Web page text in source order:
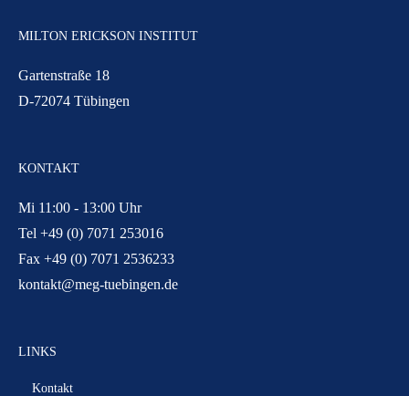
MILTON ERICKSON INSTITUT
Gartenstraße 18
D-72074 Tübingen
KONTAKT
Mi 11:00 - 13:00 Uhr
Tel +49 (0) 7071 253016
Fax +49 (0) 7071 2536233
kontakt@meg-tuebingen.de
LINKS
Kontakt